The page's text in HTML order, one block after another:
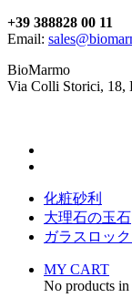
+39 388828 00 11
Email:
BioMarmo
Via Colli Storici, 18,
化粧砂利
大理石の玉石
ガラスロッ
MY CART
No products in